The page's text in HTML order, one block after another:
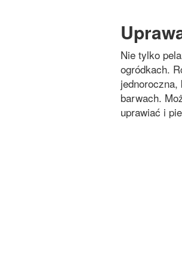
Nie tylko
ogródkach.
barwach.
uprawiać i